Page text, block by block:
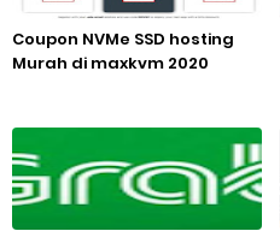
Coupon NVMe SSD hosting
Murah di maxkvm 2020